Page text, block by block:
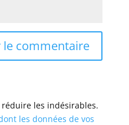
les indésirables.
les données de vos